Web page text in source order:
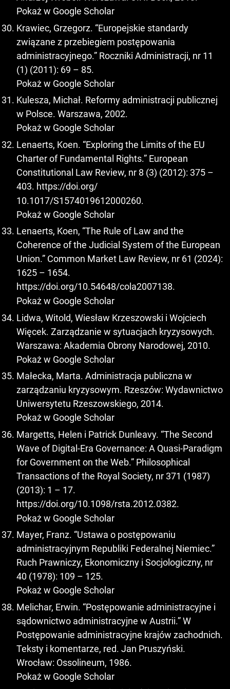
Pokaż w Google Scholar
Krawiec, Grzegorz. “Europejskie standardy
związane z przebiegiem postępowania
administracyjnego.” Roczniki Administracji, nr 11
(1) (2011): 69 – 85.
Pokaż w Google Scholar
Kulesza, Michał. Reformy administracji publicznej
w Polsce. Warszawa, 2002.
Pokaż w Google Scholar
Lenaerts, Koen. “Exploring the Limits of the EU
Charter of Fundamental Rights.” European
Constitutional Law Review, nr 8 (3) (2012): 375 –
403. https://doi.org/
10.1017/S1574019612000260.
Pokaż w Google Scholar
Lenaerts, Koen, “The Rule of Law and the
Coherence of the Judicial System of the European
Union.” Common Market Law Review, nr 61 (2024):
1625 – 1654.
https://doi.org/10.54648/cola2007138.
Pokaż w Google Scholar
Lidwa, Witold, Wiesław Krzeszowski i Wojciech
Więcek. Zarządzanie w sytuacjach kryzysowych.
Warszawa: Akademia Obrony Narodowej, 2010.
Pokaż w Google Scholar
Małecka, Marta. Administracja publiczna w
zarządzaniu kryzysowym. Rzeszów: Wydawnictwo
Uniwersytetu Rzeszowskiego, 2014.
Pokaż w Google Scholar
Margetts, Helen i Patrick Dunleavy. “The Second
Wave of Digital-Era Governance: A Quasi-Paradigm
for Government on the Web.” Philosophical
Transactions of the Royal Society, nr 371 (1987)
(2013): 1 – 17.
https://doi.org/10.1098/rsta.2012.0382.
Pokaż w Google Scholar
Mayer, Franz. “Ustawa o postępowaniu
administracyjnym Republiki Federalnej Niemiec.”
Ruch Prawniczy, Ekonomiczny i Socjologiczny, nr
40 (1978): 109 – 125.
Pokaż w Google Scholar
Melichar, Erwin. “Postępowanie administracyjne i
sądownictwo administracyjne w Austrii.” W
Postępowanie administracyjne krajów zachodnich.
Teksty i komentarze, red. Jan Pruszyński.
Wrocław: Ossolineum, 1986.
Pokaż w Google Scholar